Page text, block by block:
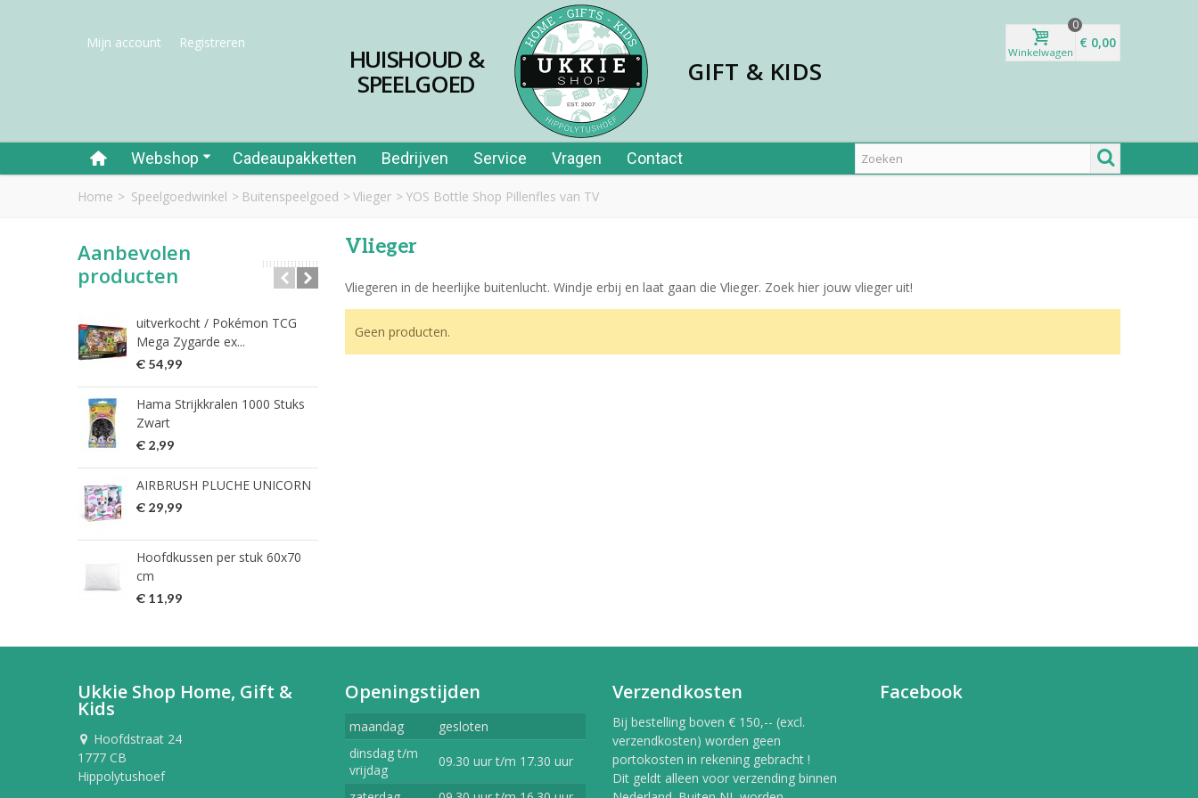
Mijn account Registreren
HUISHOUD &
SPEELGOED GIFT & KIDS
Winkelwagen
0
€ 0,00
Webshop Cadeaupakketten Bedrijven Service Vragen Contact
Home > Speelgoedwinkel > Buitenspeelgoed > Vlieger > YOS Bottle Shop Pillenfles van TV
Aanbevolen
producten
uitverkocht / Pokémon TCG
Mega Zygarde ex...
€ 54,99
Hama Strijkkralen 1000 Stuks
Zwart
€ 2,99
AIRBRUSH PLUCHE UNICORN
€ 29,99
Hoofdkussen per stuk 60x70
cm
€ 11,99
Rietjes papier 40st in tube
€ 1,99
Vlieger
Vliegeren in de heerlijke buitenlucht. Windje erbij en laat gaan die Vlieger. Zoek hier jouw vlieger uit!
Geen producten.
Ukkie Shop Home, Gift &
Kids
Hoofdstraat 24
1777 CB
Hippolytushoef
Openingstijden
maandag
gesloten
dinsdag t/m
vrijdag
09.30 uur t/m 17.30 uur
Verzendkosten
Bij bestelling boven € 150,-- (excl.
verzendkosten) worden geen
portokosten in rekening gebracht !
Dit geldt alleen voor verzending binnen
Facebook